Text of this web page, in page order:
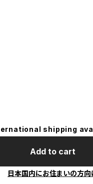
shipping
Add to cart
日本国内にお住まいの方向